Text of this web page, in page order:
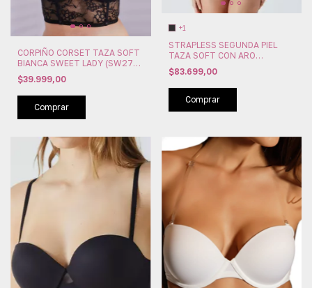
CORPIÑO CORSET TAZA SOFT
BIANCA SWEET LADY (SW271-
116)
$39.999,00
Comprar
+1
STRAPLESS SEGUNDA PIEL
TAZA SOFT CON ARO
MICROFIBRA MAIDENFORM
(MAI2310)
$83.699,00
Comprar